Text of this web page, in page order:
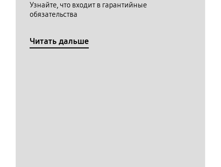
Узнайте, что входит в гарантийные
обязательства
Читать дальше